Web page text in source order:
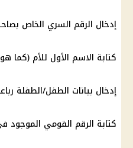
إدخال الرقم السري الخاص
كتابة الاسم الأول للأم (كما
إدخال بيانات الطفل/الطفلة
كتابة الرقم القومي الموجود